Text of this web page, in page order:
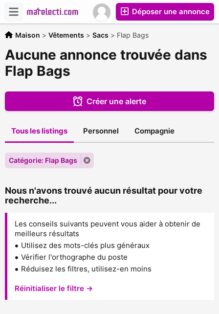
Déposer une annonce
Maison > Vêtements > Sacs > Flap Bags
Aucune annonce trouvée dans
Flap Bags
Créer une alerte
Tous les listings Personnel Compagnie
Catégorie: Flap Bags
Nous n'avons trouvé aucun résultat pour votre
recherche...
Les conseils suivants peuvent vous aider à obtenir de
meilleurs résultats
Utilisez des mots-clés plus généraux
Vérifier l'orthographe du poste
Réduisez les filtres, utilisez-en moins
Réinitialiser le filtre →